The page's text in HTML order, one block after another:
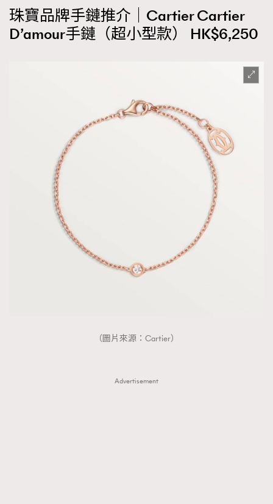
AFrenchMind
DressLikeAParisienne
FashionWeek FigaroAesthetic
珠寶品牌手鏈推介｜Cartier Cartier
D’amour手鏈（超小型款） HK$6,250
（圖片來源：Cartier）
Advertisement